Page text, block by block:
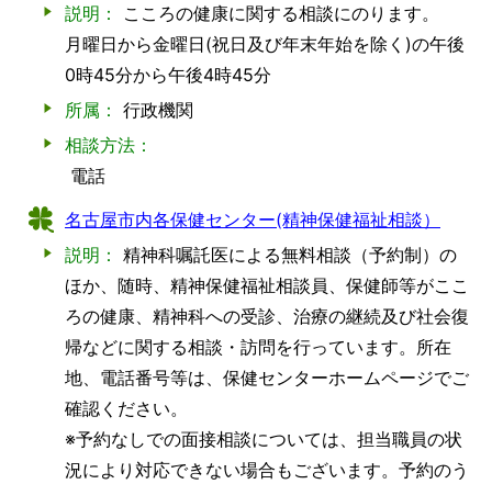
説明：
こころの健康に関する相談にのります。
月曜日から金曜日(祝日及び年末年始を除く)の午後
0時45分から午後4時45分
所属： 行政機関
相談方法：
電話
名古屋市内各保健センター(精神保健福祉相談）
説明： 精神科嘱託医による無料相談（予約制）の
ほか、随時、精神保健福祉相談員、保健師等がここ
ろの健康、精神科への受診、治療の継続及び社会復
帰などに関する相談・訪問を行っています。所在
地、電話番号等は、保健センターホームページでご
確認ください。
※予約なしでの面接相談については、担当職員の状
況により対応できない場合もございます。予約のう